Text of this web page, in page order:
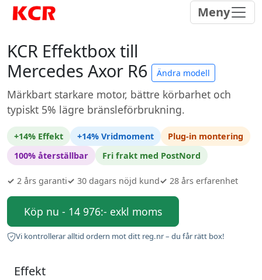
Meny
KCR Effektbox till
Mercedes Axor R6
Ändra modell
Märkbart starkare motor, bättre körbarhet och
typiskt 5% lägre bränsleförbrukning.
+14% Effekt +14% Vridmoment
Plug-in montering
100% återställbar
Fri frakt med PostNord
✓ 2 års garanti✓ 30 dagars nöjd kund✓ 28 års erfarenhet
Köp nu - 14 976:- exkl moms
Vi kontrollerar alltid ordern mot ditt reg.nr – du får rätt box!
Effekt